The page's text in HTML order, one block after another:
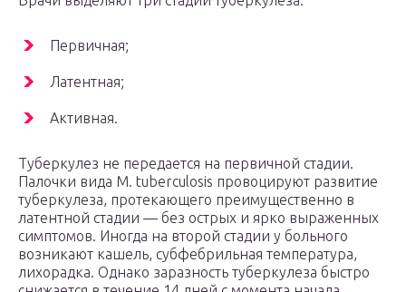
Первичная;
Латентная;
Активная.
Туберкулез не передается на первичной стадии.
Палочки вида M. tuberculosis провоцируют развитие
туберкулеза, протекающего преимущественно в
латентной стадии — без острых и ярко выраженных
симптомов. Иногда на второй стадии у больного
возникают кашель, субфебрильная температура,
лихорадка. Однако заразность туберкулеза быстро